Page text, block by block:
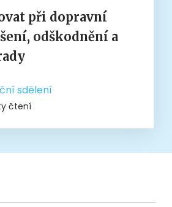
při dopravní
odškodnění a
sdělení
čtení